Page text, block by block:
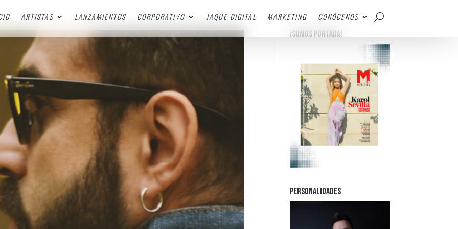
ARTISTAS LANZAMIENTOS CORPORATIVO JAQUE DIGITAL MARKETING
CONÓCENOS
¡SOMOS PORTADA!
PERSONALIDADES